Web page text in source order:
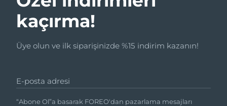
kaçırma!
Üye olun ve ilk siparişinizde %15 indirim kazanın!
E-posta adresi
“Abone Ol”a basarak FOREO'dan pazarlama mesajları